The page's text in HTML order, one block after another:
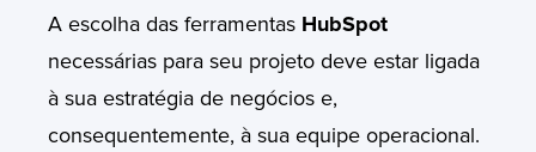
A escolha das ferramentas HubSpot
necessárias para seu projeto deve estar ligada
à sua estratégia de negócios e,
consequentemente, à sua equipe operacional.